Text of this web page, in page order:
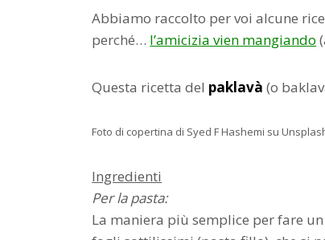
Abbiamo raccolto per voi alcune
perché… l’amicizia vien mangiando
Questa ricetta del paklavà(o
Foto di copertina di Syed F Hashemi su
Ingredienti
Per la pasta:
La maniera più semplice per fare